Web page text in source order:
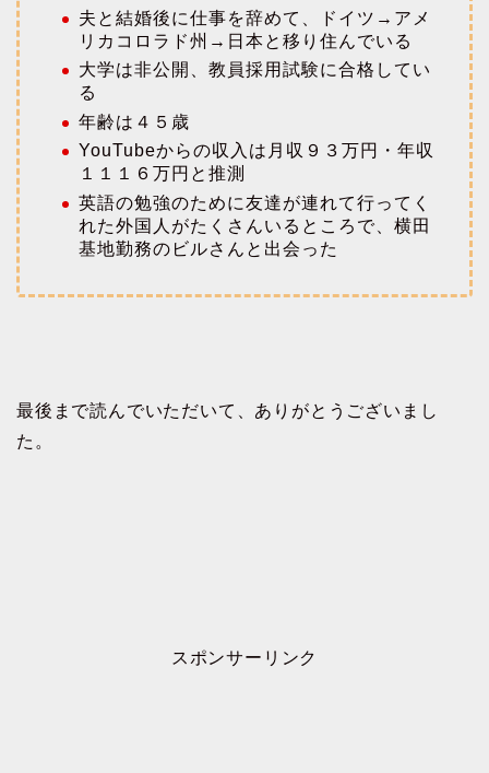
夫と結婚後に仕事を辞めて、ドイツ→アメ
リカコロラド州→日本と移り住んでいる
大学は非公開、教員採用試験に合格してい
る
年齢は４５歳
YouTubeからの収入は月収９３万円・年収
１１１６万円と推測
英語の勉強のために友達が連れて行ってく
れた外国人がたくさんいるところで、横田
基地勤務のビルさんと出会った
最後まで読んでいただいて、ありがとうございまし
た。
スポンサーリンク